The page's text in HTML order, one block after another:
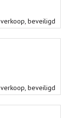
verkoop, beveiligd
verkoop, beveiligd